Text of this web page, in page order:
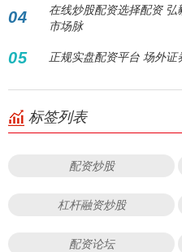
04
在线炒股配资选择配资
市场脉
05 正规实盘配资平台 场外证
标签列表
配资炒股
杠杆融资炒股
配资论坛